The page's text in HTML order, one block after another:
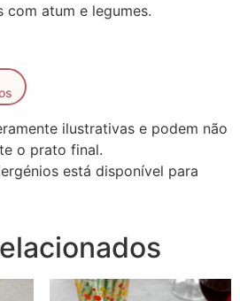
com atum e legumes.
ilustrativas e podem não
o prato final.
está disponível para